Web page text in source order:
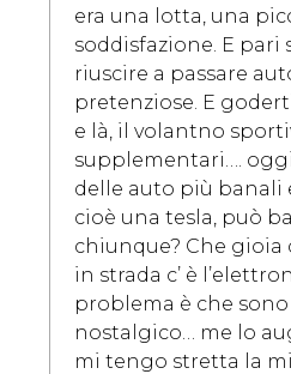
era una lotta, una
soddisfazione. E pari
riuscire a passare
pretenziose. E
e là, il volantno
supplementari…. oggi
delle auto più banali
cioè una tesla, può
chiunque? Che gioia
in strada c’ è
problema è che
nostalgico… me lo
mi tengo stretta la